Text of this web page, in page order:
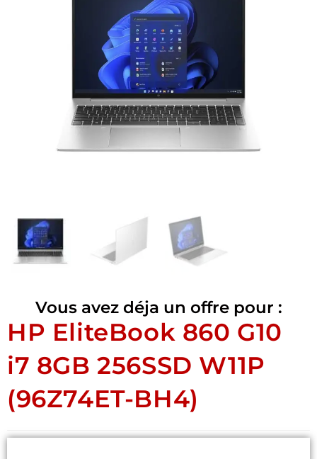
Vous avez déja un offre pour :
HP EliteBook 860 G10
i7 8GB 256SSD W11P
(96Z74ET-BH4)